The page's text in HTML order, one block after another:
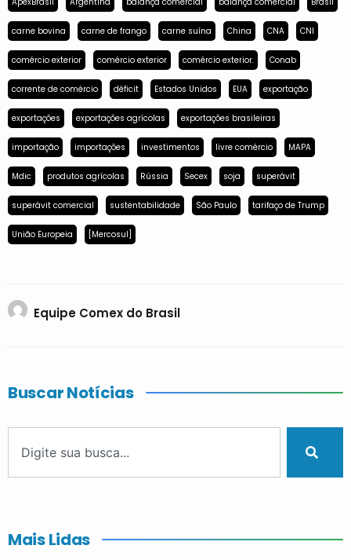
carne bovina carne de frango carne suína China CNA CNI
comércio exterior comércio exterior comércio exterior. Conab
corrente de comércio déficit Estados Unidos EUA exportação
exportações exportações agrícolas exportações brasileiras
importação importações investimentos livre comércio MAPA
Mdic produtos agrícolas Rússia Secex soja superávit
superávit comercial sustentabilidade São Paulo tarifaço de Trump
União Europeia [Mercosul]
Equipe Comex do Brasil
Buscar Notícias
Mais Lidas